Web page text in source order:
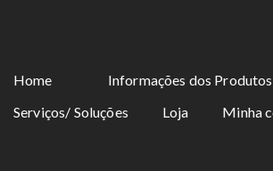
Home Informações dos Produtos
Serviços/ Soluções
Loja Minha